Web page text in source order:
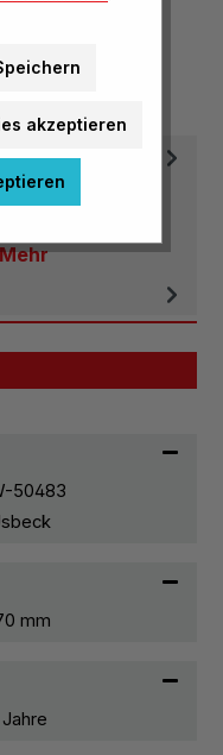
Edelstahl,
Pappe, Draht
Mehr
50483
mm
Jahre
akzeptieren